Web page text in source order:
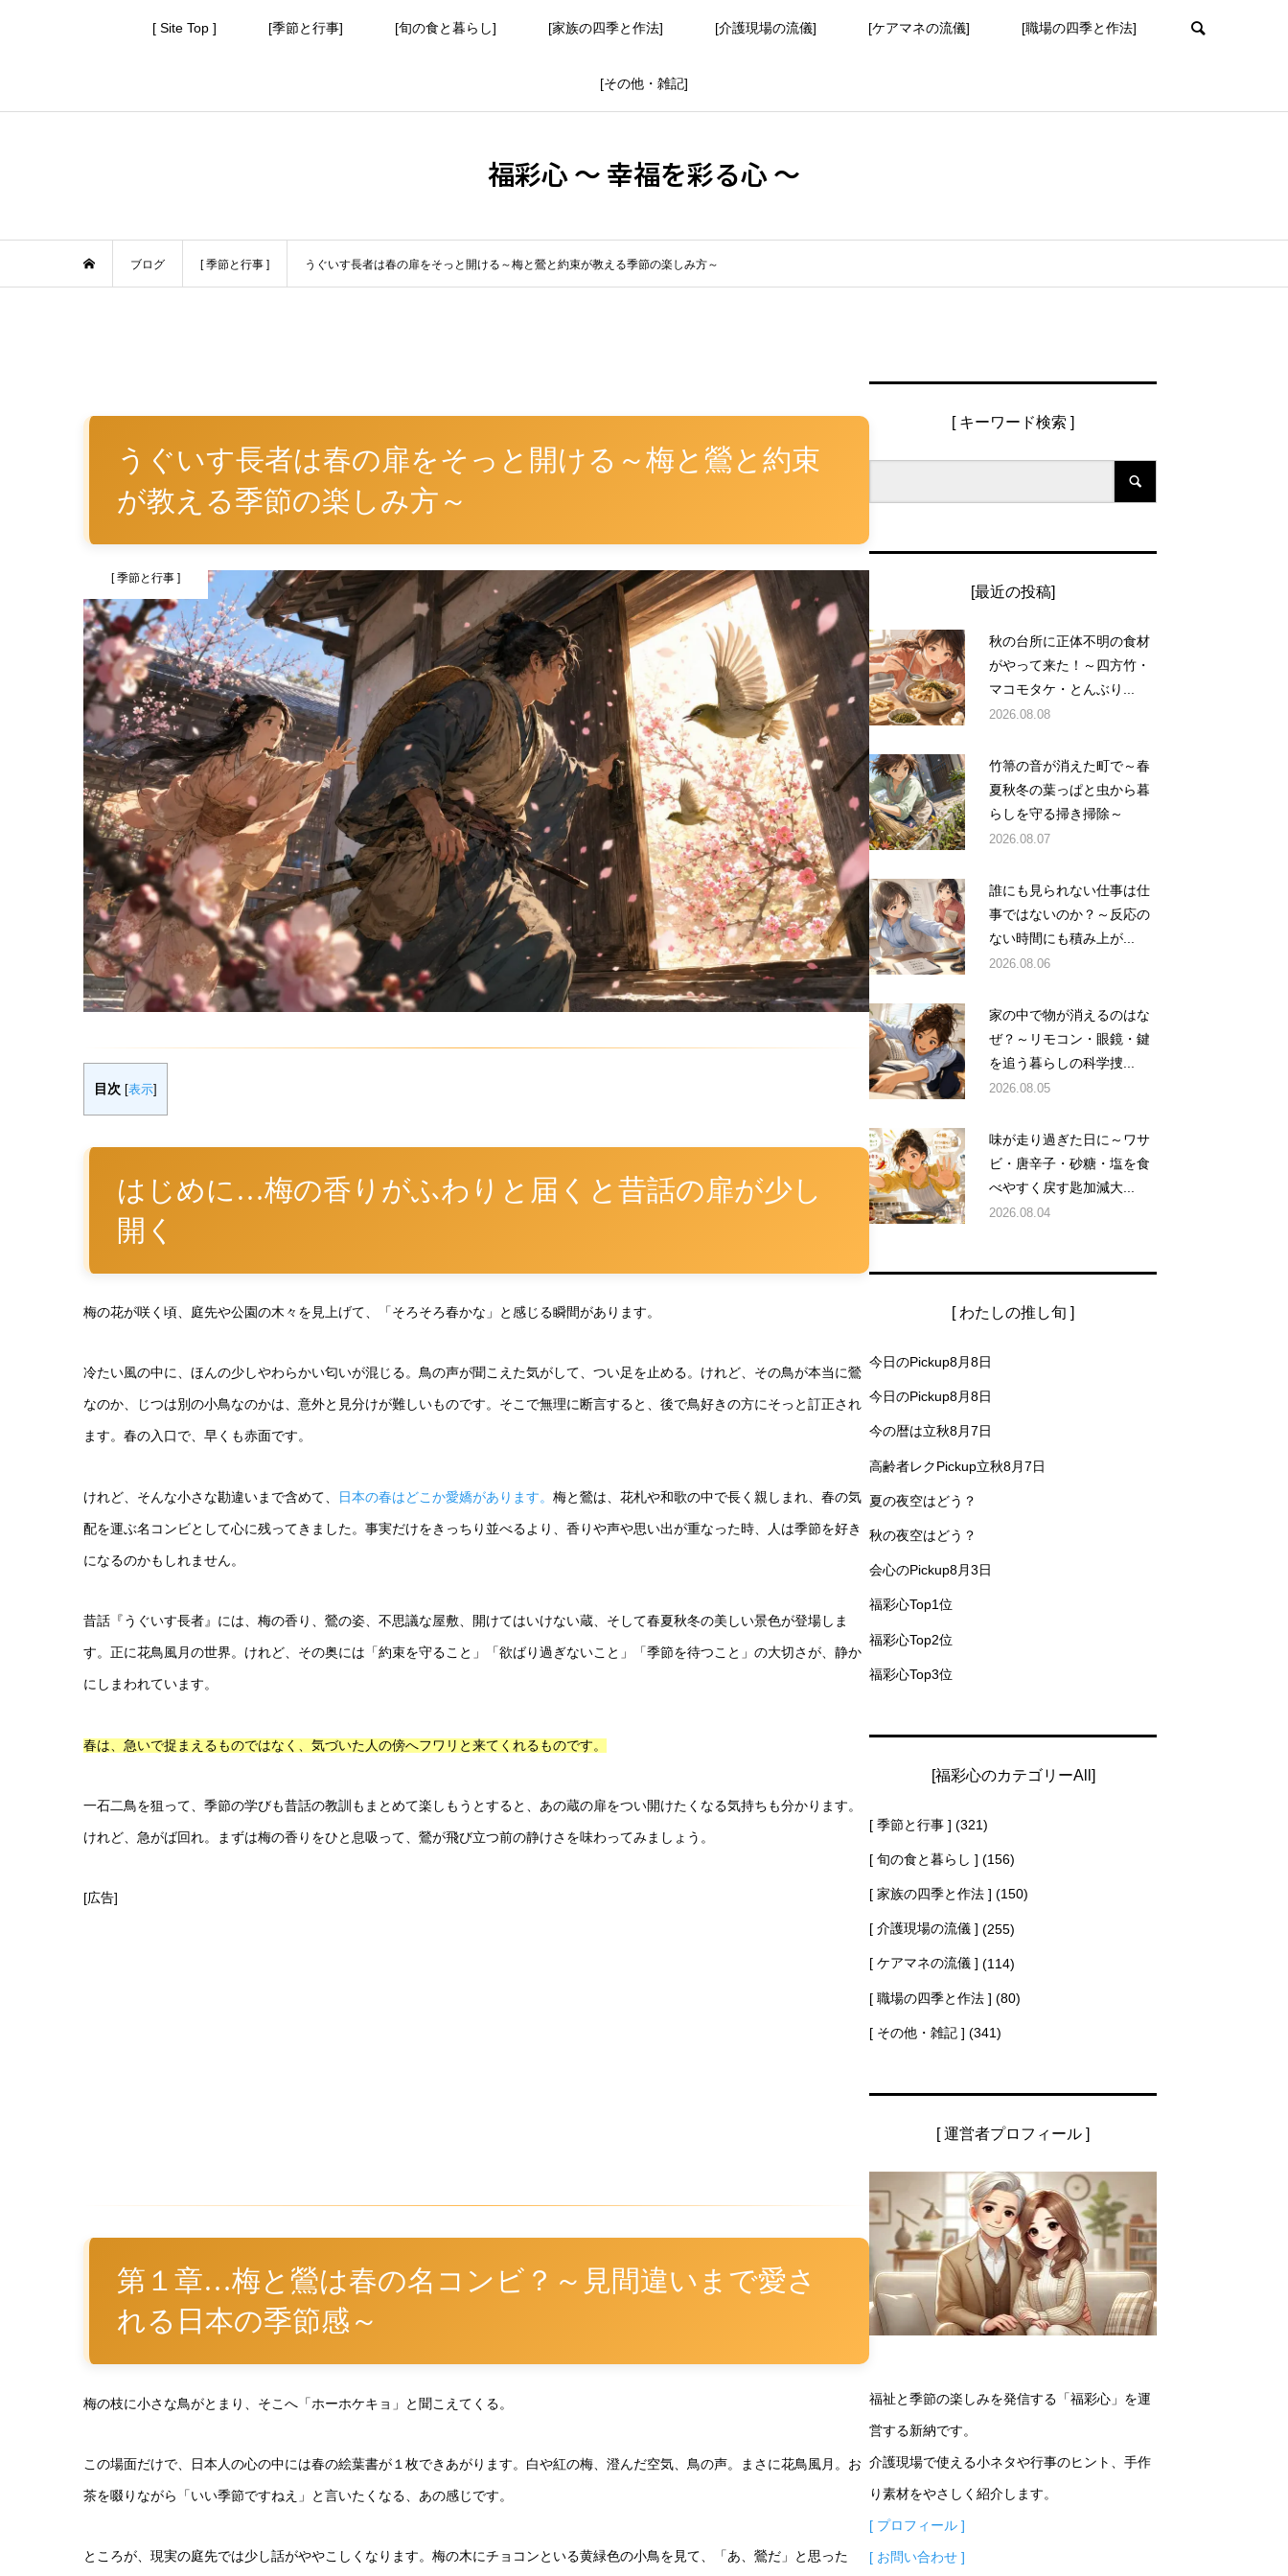
[ Site Top ] [季節と行事] [旬の食と暮らし] [家族の四季と作法] [介護現場の流儀] [ケアマネの流儀] [職場の四季と作法]
[その他・雑記]
福彩心 ～ 幸福を彩る心 ～
ブログ [ 季節と行事 ] うぐいす長者は春の扉をそっと開ける～梅と鶯と約束が教える季節の楽しみ方～
うぐいす長者は春の扉をそっと開ける～梅と鶯と約束
が教える季節の楽しみ方～
[ 季節と行事 ]
目次 [表示]
はじめに…梅の香りがふわりと届くと昔話の扉が少し
開く
梅の花が咲く頃、庭先や公園の木々を見上げて、「そろそろ春かな」と感じる瞬間があります。
冷たい風の中に、ほんの少しやわらかい匂いが混じる。鳥の声が聞こえた気がして、つい足を止める。けれど、その鳥が本当に鶯
なのか、じつは別の小鳥なのかは、意外と見分けが難しいものです。そこで無理に断言すると、後で鳥好きの方にそっと訂正され
ます。春の入口で、早くも赤面です。
けれど、そんな小さな勘違いまで含めて、 日本の春はどこか愛嬌があります。 梅と鶯は、花札や和歌の中で長く親しまれ、春の気
配を運ぶ名コンビとして心に残ってきました。事実だけをきっちり並べるより、香りや声や思い出が重なった時、人は季節を好き
になるのかもしれません。
昔話『うぐいす長者』には、梅の香り、鶯の姿、不思議な屋敷、開けてはいけない蔵、そして春夏秋冬の美しい景色が登場しま
す。正に花鳥風月の世界。けれど、その奥には「約束を守ること」「欲ばり過ぎないこと」「季節を待つこと」の大切さが、静か
にしまわれています。
春は、急いで捉まえるものではなく、気づいた人の傍へフワリと来てくれるものです。
一石二鳥を狙って、季節の学びも昔話の教訓もまとめて楽しもうとすると、あの蔵の扉をつい開けたくなる気持ちも分かります。
けれど、急がば回れ。まずは梅の香りをひと息吸って、鶯が飛び立つ前の静けさを味わってみましょう。
[広告]
第１章…梅と鶯は春の名コンビ？～見間違いまで愛さ
れる日本の季節感～
梅の枝に小さな鳥がとまり、そこへ「ホーホケキョ」と聞こえてくる。
この場面だけで、日本人の心の中には春の絵葉書が１枚できあがります。白や紅の梅、澄んだ空気、鳥の声。まさに花鳥風月。お
茶を啜りながら「いい季節ですねえ」と言いたくなる、あの感じです。
ところが、現実の庭先では少し話がややこしくなります。梅の木にチョコンといる黄緑色の小鳥を見て、「あ、鶯だ」と思った
[ キーワード検索 ]
[最近の投稿]
秋の台所に正体不明の食材
がやって来た！～四方竹・
マコモタケ・とんぶり...
2026.08.08
竹箒の音が消えた町で～春
夏秋冬の葉っぱと虫から暮
らしを守る掃き掃除～
2026.08.07
誰にも見られない仕事は仕
事ではないのか？～反応の
ない時間にも積み上が...
2026.08.06
家の中で物が消えるのはな
ぜ？～リモコン・眼鏡・鍵
を追う暮らしの科学捜...
2026.08.05
味が走り過ぎた日に～ワサ
ビ・唐辛子・砂糖・塩を食
べやすく戻す匙加減大...
2026.08.04
[ わたしの推し旬 ]
今日のPickup8月8日
今日のPickup8月8日
今の暦は立秋8月7日
高齢者レクPickup立秋8月7日
夏の夜空はどう？
秋の夜空はどう？
会心のPickup8月3日
福彩心Top1位
福彩心Top2位
福彩心Top3位
[福彩心のカテゴリーAll]
[ 季節と行事 ] (321)
[ 旬の食と暮らし ] (156)
[ 家族の四季と作法 ] (150)
[ 介護現場の流儀 ] (255)
[ ケアマネの流儀 ] (114)
[ 職場の四季と作法 ] (80)
[ その他・雑記 ] (341)
[ 運営者プロフィール ]
福祉と季節の楽しみを発信する「福彩心」を運
営する新納です。
介護現場で使える小ネタや行事のヒント、手作
り素材をやさしく紹介します。
[ プロフィール ]
[ お問い合わせ ]